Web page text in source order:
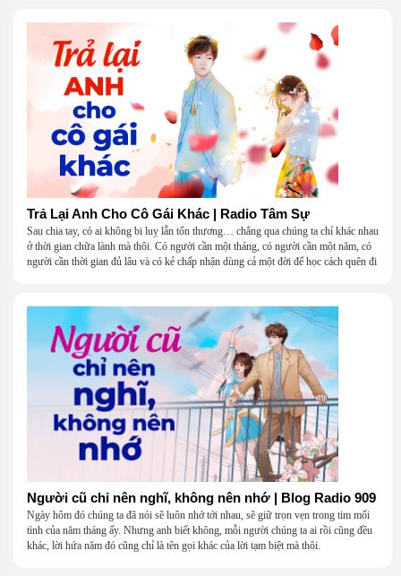
Trả Lại Anh Cho Cô Gái Khác | Radio Tâm Sự
Sau chia tay, có ai không bi luỵ lẫn tổn thương… chẳng qua chúng ta chỉ khác nhau
ở thời gian chữa lành mà thôi. Có người cần một tháng, có người cần một năm, có
người cần thời gian đủ lâu và có kẻ chấp nhận dùng cả một đời để học cách quên đi
Người cũ chỉ nên nghĩ, không nên nhớ | Blog Radio 909
Ngày hôm đó chúng ta đã nói sẽ luôn nhớ tới nhau, sẽ giữ trọn vẹn trong tim mối
tình của năm tháng ấy. Nhưng anh biết không, mỗi người chúng ta ai rồi cũng đều
khác, lời hứa năm đó cũng chỉ là tên gọi khác của lời tạm biệt mà thôi.